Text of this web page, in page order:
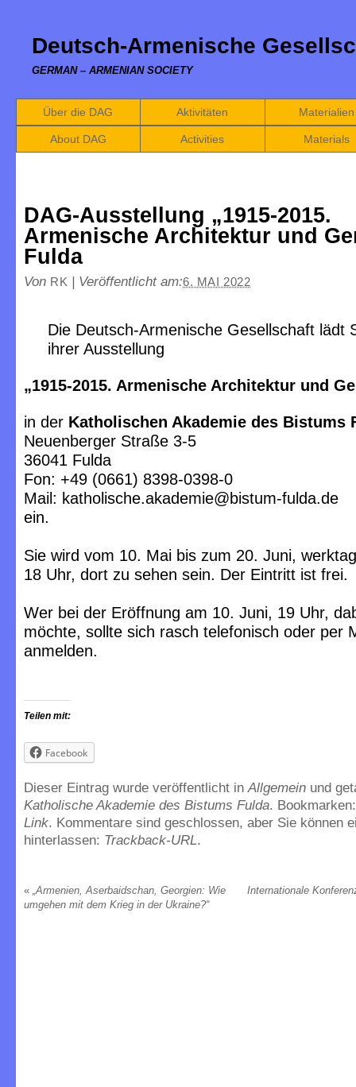
Deutsch-Armenische
GERMAN – ARMENIAN SOCIETY
Über die DAG Aktivitäten Materialien
About DAG Activities Materials
DAG-Ausstellung „1915-2015.
Armenische Architektur und
Fulda
Von RK | Veröffentlicht am:6. MAI 2022
Die Deutsch-Armenische Gesellschaft lädt
ihrer Ausstellung
„1915-2015. Armenische Architektur und
in der Katholischen Akademie des Bistums
Neuenberger Straße 3-5
36041 Fulda
Fon: +49 (0661) 8398-0398-0
Mail: katholische.akademie@bistum-fulda.de
ein.
Sie wird vom 10. Mai bis zum 20. Juni,
18 Uhr, dort zu sehen sein. Der Eintritt ist frei.
Wer bei der Eröffnung am 10. Juni, 19 Uhr,
möchte, sollte sich rasch telefonisch oder per
anmelden.
Teilen mit:
Facebook
Dieser Eintrag wurde veröffentlicht inAllgemein und
Katholische Akademie des Bistums Fulda.
Link. Kommentare sind geschlossen, aber Sie können
hinterlassen: Trackback-URL.
« „Armenien, Aserbaidschan, Georgien: Wie
umgehen mit dem Krieg in der Ukraine?“
Internationale